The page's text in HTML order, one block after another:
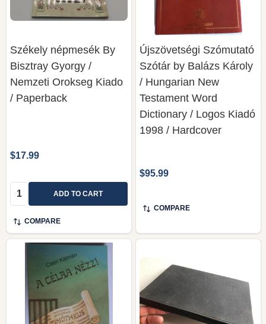
Székely népmesék By
Bisztray Gyorgy /
Nemzeti Orokseg Kiado
/ Paperback
$17.99
Quantity: ADD TO CART
COMPARE
Újszövetségi Szómutató
Szótár by Balázs Károly
/ Hungarian New
Testament Word
Dictionary / Logos Kiadó
1998 / Hardcover
$95.99
COMPARE